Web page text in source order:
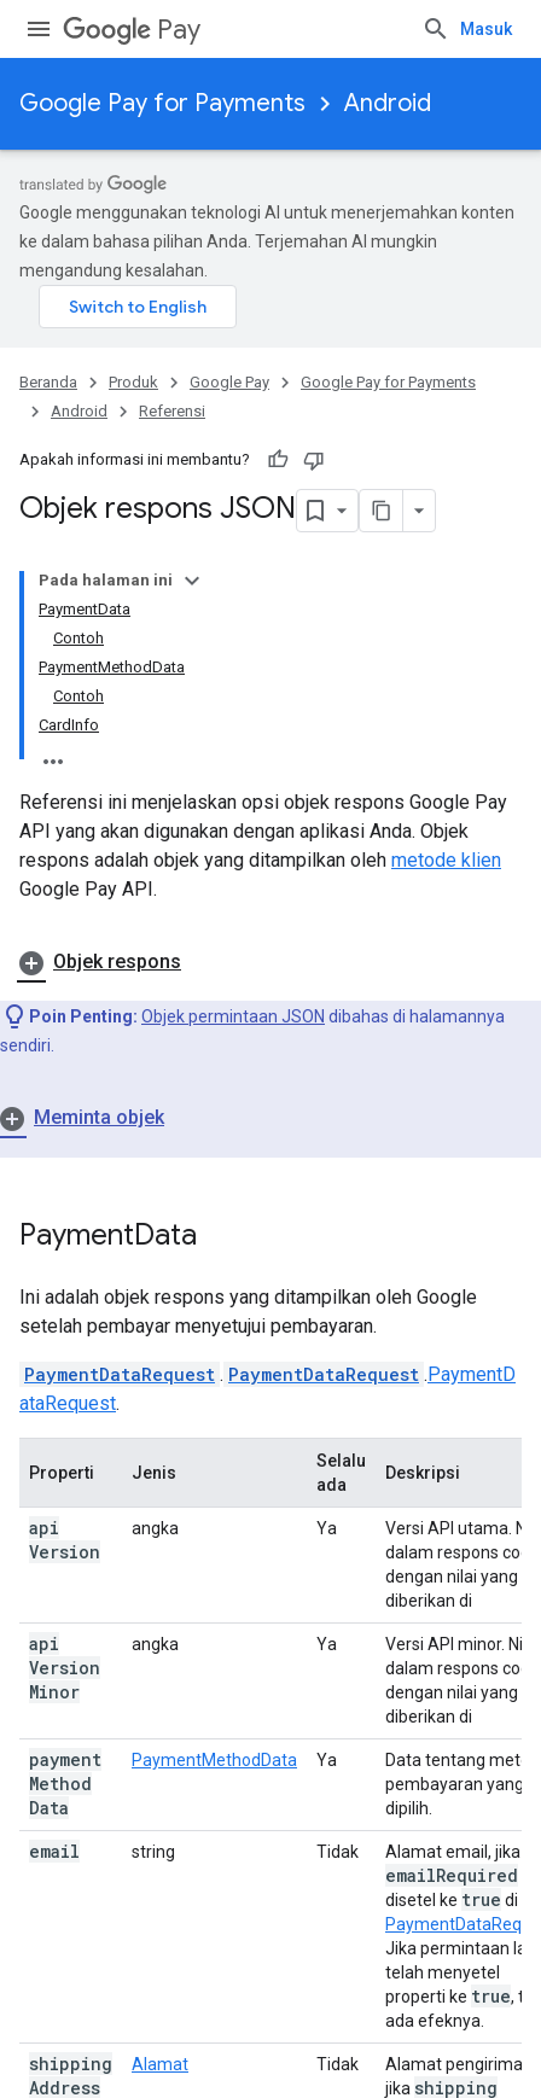
Pay Masuk
Google Pay for Payments Android
Google menggunakan teknologi AI untuk menerjemahkan konten
ke dalam bahasa pilihan Anda. Terjemahan AI mungkin
mengandung kesalahan.
Beranda Produk Google Pay
Google Pay for Payments
Android
Referensi
Apakah informasi ini membantu?
Objek respons JSON
Pada halaman ini
PaymentData
Contoh
PaymentMethodData
Contoh
CardInfo
Referensi ini menjelaskan opsi objek respons Google Pay
API yang akan digunakan dengan aplikasi Anda. Objek
respons adalah objek yang ditampilkan oleh metode klien
Google Pay API.
Objek respons
Poin Penting: Objek permintaan JSON dibahas di halamannya
sendiri.
Meminta objek
PaymentData
Ini adalah objek respons yang ditampilkan oleh Google
setelah pembayar menyetujui pembayaran.
PaymentDataRequest . PaymentDataRequest .PaymentD
ataRequest.
Properti Jenis
Selalu
ada
Deskripsi
api
Version
angka Ya
Versi API utama.
dalam respons
dengan nilai yang
diberikan di
api
Version
Minor
angka Ya
Versi API minor. Nilai
dalam respons
dengan nilai yang
diberikan di
payment
Method
Data
PaymentMethodData Ya
Data tentang
pembayaran yang
dipilih.
email string Tidak Alamat email, jika
emailRequired
disetel ke true di
Jika permintaan lain
telah menyetel
properti ke true,
ada efeknya.
shipping
Address
Alamat Tidak
Alamat pengiriman,
jika shipping